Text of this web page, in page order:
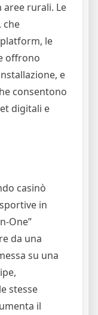
aree rurali. Le
che
le
offrono
e
consentono
digitali e
casinò
in
da una
su una
stesse
il